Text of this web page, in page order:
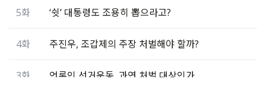
5화 ‘쉿’ 대통령도 조용히 뽑으라고?
4화 주진우, 조갑제의 주장 처벌해야 할까?
3화 언론인 선거운동, 과연 처벌 대상인가